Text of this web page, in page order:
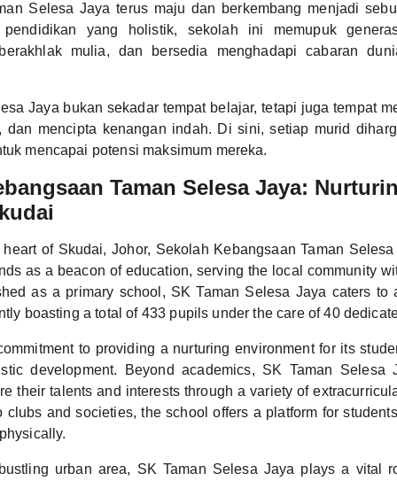
Selesa Jaya terus maju dan berkembang menjadi
yang holistik, sekolah ini memupuk
mulia, dan bersedia menghadapi cabaran
Jaya bukan sekadar tempat belajar, tetapi juga tempat
dan mencipta kenangan indah. Di sini, setiap murid
mencapai potensi maksimum mereka.
Taman Selesa Jaya:
of Skudai, Johor, Sekolah Kebangsaan Taman
as a beacon of education, serving the local community
as a primary school, SK Taman Selesa Jaya caters to
boasting a total of 433 pupils under the care of 40
to providing a nurturing environment for its
development. Beyond academics, SK Taman Selesa
their talents and interests through a variety of
clubs and societies, the school offers a platform for
urban area, SK Taman Selesa Jaya plays a vital